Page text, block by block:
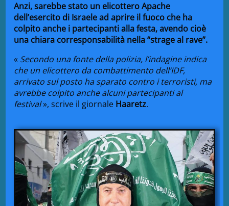
Anzi, sarebbe stato un elicottero Apache
dell’esercito di Israele ad aprire il fuoco che ha
colpito anche i partecipanti alla festa, avendo cioè
una chiara corresponsabilità nella “strage al rave”.
« Secondo una fonte della polizia, l’indagine indica
che un elicottero da combattimento dell’IDF,
arrivato sul posto ha sparato contro i terroristi, ma
avrebbe colpito anche alcuni partecipanti al
festival», scrive il giornale Haaretz.